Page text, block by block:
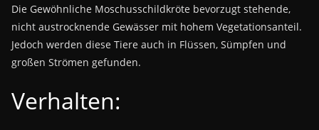
Die Gewöhnliche Moschusschildkröte bevorzugt stehende,
nicht austrocknende Gewässer mit hohem Vegetationsanteil.
Jedoch werden diese Tiere auch in Flüssen, Sümpfen und
großen Strömen gefunden.
Verhalten: